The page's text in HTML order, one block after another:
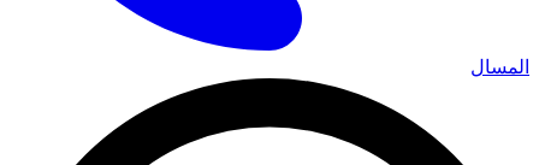
المسال